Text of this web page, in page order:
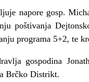
napore gosp.
poštivanja
programa 5+2, te
gospodina
Brčko Distrikt.